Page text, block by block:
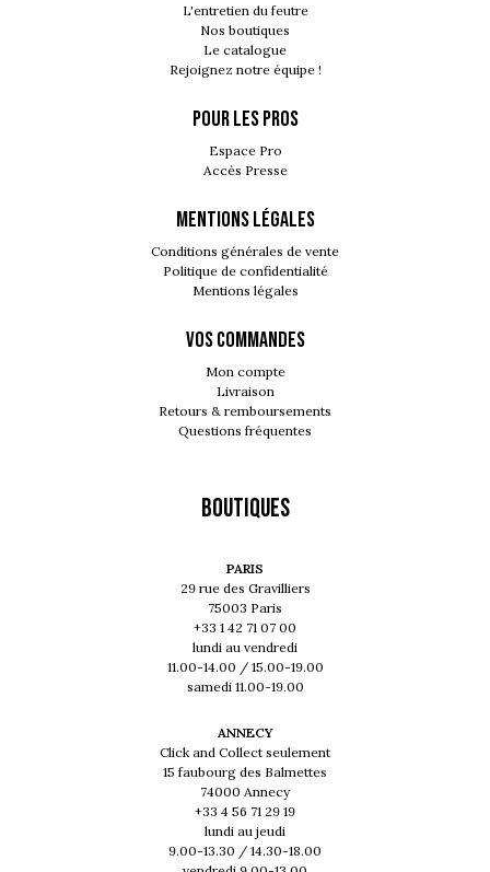
L'entretien du feutre
Nos boutiques
Le catalogue
Rejoignez notre équipe !
POUR LES PROS
Espace Pro
Accès Presse
MENTIONS LÉGALES
Conditions générales de vente
Politique de confidentialité
Mentions légales
VOS COMMANDES
Mon compte
Livraison
Retours & remboursements
Questions fréquentes
Boutiques
PARIS
29 rue des Gravilliers
75003 Paris
+33 1 42 71 07 00
lundi au vendredi
11.00-14.00 / 15.00-19.00
samedi 11.00-19.00
ANNECY
Click and Collect seulement
15 faubourg des Balmettes
74000 Annecy
+33 4 56 71 29 19
lundi au jeudi
9.00-13.30 / 14.30-18.00